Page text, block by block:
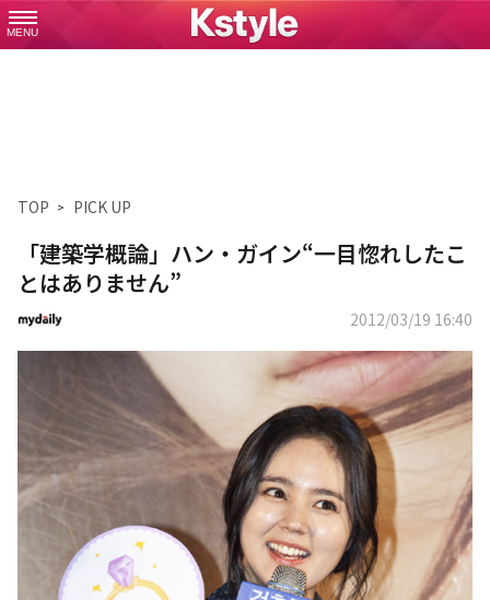
MENU
TOP PICK UP
「建築学概論」ハン・ガイン“一目惚れしたこ
とはありません”
2012/03/19 16:40